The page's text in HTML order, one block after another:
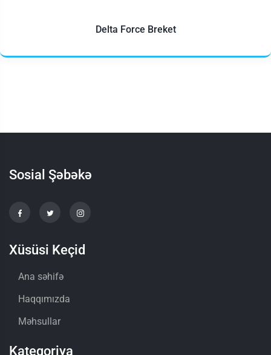
Delta Force Breket
Sosial Şəbəkə
Xüsüsi Keçid
Ana səhifə
Haqqımızda
Məhsullar
Kateqoriya